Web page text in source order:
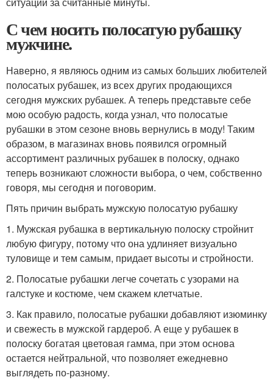
С чем носить полосатую рубашку
мужчине.
Наверно, я являюсь одним из самых больших любителей
полосатых рубашек, из всех других продающихся
сегодня мужских рубашек. А теперь представьте себе
мою особую радость, когда узнал, что полосатые
рубашки в этом сезоне вновь вернулись в моду! Таким
образом, в магазинах вновь появился огромный
ассортимент различных рубашек в полоску, однако
теперь возникают сложности выбора, о чем, собственно
говоря, мы сегодня и поговорим.
Пять причин выбрать мужскую полосатую рубашку
1. Мужская рубашка в вертикальную полоску стройнит
любую фигуру, потому что она удлиняет визуально
туловище и тем самым, придает высоты и стройности.
2. Полосатые рубашки легче сочетать с узорами на
галстуке и костюме, чем скажем клетчатые.
3. Как правило, полосатые рубашки добавляют изюминку
и свежесть в мужской гардероб. А еще у рубашек в
полоску богатая цветовая гамма, при этом основа
остается нейтральной, что позволяет ежедневно
выглядеть по-разному.